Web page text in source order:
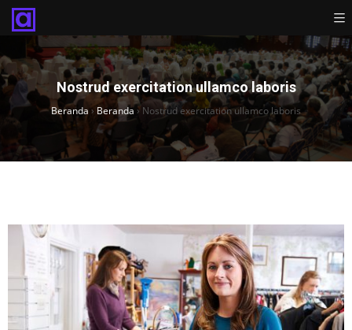
Nostrud exercitation ullamco laboris
Beranda› Beranda ›Nostrud exercitation ullamco laboris